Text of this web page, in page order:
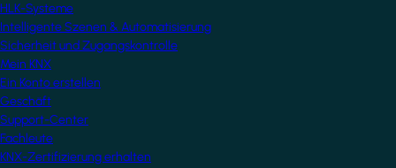
HLK-Systeme
Intelligente Szenen & Automatisierung
Sicherheit und Zugangskontrolle
Mein KNX
Ein Konto erstellen
Geschäft
Support-Center
Fachleute
KNX-Zertifizierung erhalten